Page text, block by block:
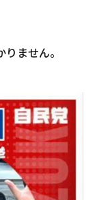
ません。